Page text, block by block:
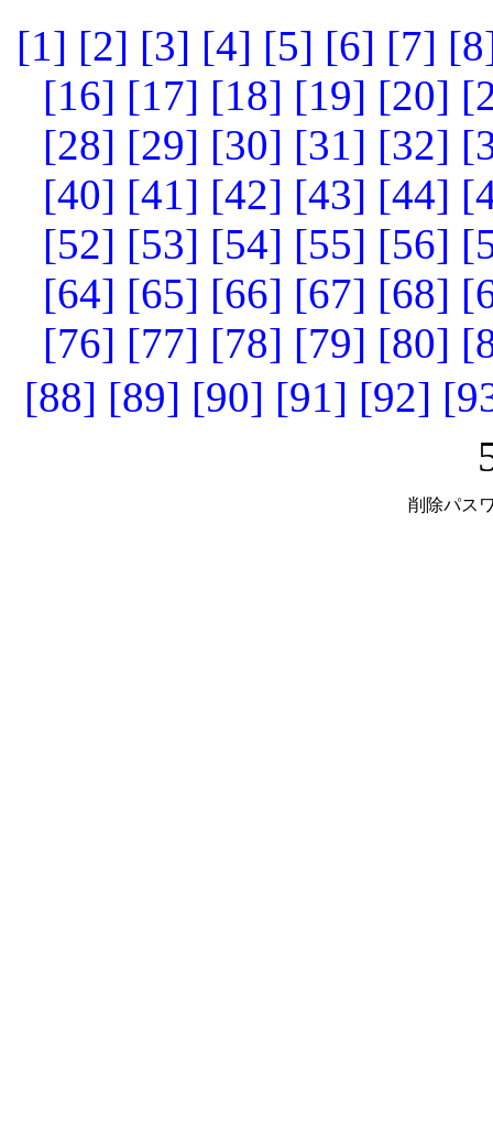
[1] [2] [3] [4] [5] [6] [7]
[16] [17] [18] [19] [20]
[28] [29] [30] [31] [32]
[40] [41] [42] [43] [44]
[52] [53] [54] [55] [56]
[64] [65] [66] [67] [68]
[76] [77] [78] [79] [80]
[88] [89] [90] [91] [92]
削除パス